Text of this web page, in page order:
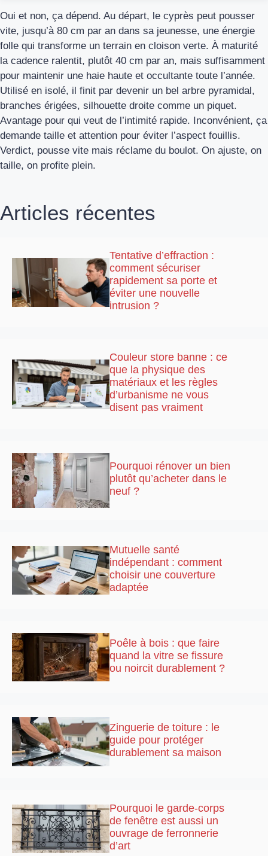
Oui et non, ça dépend. Au départ, le cyprès peut pousser
vite, jusqu’à 80 cm par an dans sa jeunesse, une énergie
folle qui transforme un terrain en cloison verte. À maturité
la cadence ralentit, plutôt 40 cm par an, mais suffisamment
pour maintenir une haie haute et occultante toute l’année.
Utilisé en isolé, il finit par devenir un bel arbre pyramidal,
branches érigées, silhouette droite comme un piquet.
Avantage pour qui veut de l’intimité rapide. Inconvénient, ça
demande taille et attention pour éviter l’aspect fouillis.
Verdict, pousse vite mais réclame du boulot. On ajuste, on
taille, on profite plein.
Articles récentes
Tentative d’effraction :
comment sécuriser
rapidement sa porte et
éviter une nouvelle
intrusion ?
Couleur store banne : ce
que la physique des
matériaux et les règles
d’urbanisme ne vous
disent pas vraiment
Pourquoi rénover un bien
plutôt qu’acheter dans le
neuf ?
Mutuelle santé
indépendant : comment
choisir une couverture
adaptée
Poêle à bois : que faire
quand la vitre se fissure
ou noircit durablement ?
Zinguerie de toiture : le
guide pour protéger
durablement sa maison
Pourquoi le garde-corps
de fenêtre est aussi un
ouvrage de ferronnerie
d’art